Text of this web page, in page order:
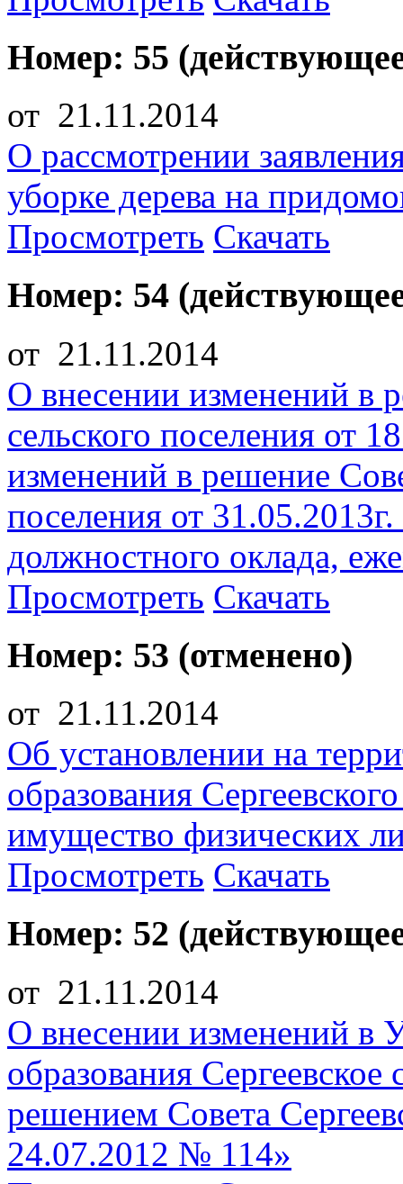
Номер: 55
от 21.11.2014
О рассмотрении
уборке дерева на
Просмотреть Скачать
Номер: 54
от 21.11.2014
О внесении изменений в
сельского поселения от
изменений в решение
поселения от
должностного оклада,
Просмотреть Скачать
Номер: 53 (отменено)
от 21.11.2014
Об установлении на
образования
имущество физических
Просмотреть Скачать
Номер: 52
от 21.11.2014
О внесении изменений в
образования Сергеевское
решением Совета
24.07.2012 № 114»